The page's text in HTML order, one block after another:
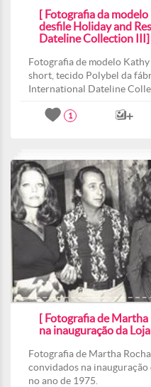
[ Fotografia da
desfile Holiday and
Dateline Collection III]
Fotografia de modelo
short, tecido Polybel da
International Dateline
1
[ Fotografia de Martha
na inauguração da
Fotografia de Martha
convidados na
no ano de 1975.